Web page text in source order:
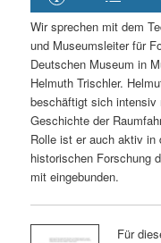
Wir sprechen mit dem
und Museumsleiter für
Deutschen Museum in
Helmuth Trischler.
beschäftigt sich intensiv
Geschichte der
Rolle ist er auch aktiv in
historischen Forschung
mit eingebunden.
Für